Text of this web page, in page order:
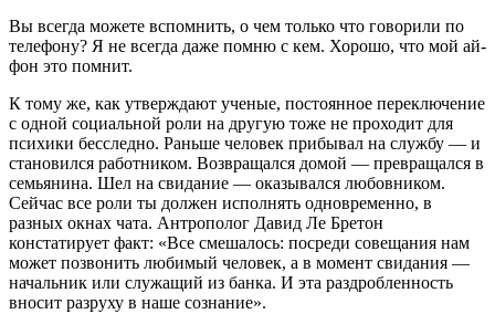
Вы всегда можете вспомнить, о чем толь­ко что говорили по
телефону? Я не всегда даже помню с кем. Хорошо, что мой ай­
фон это помнит.
К тому же, как утверждают ученые, постоянное переключение
с одной со­циальной роли на другую тоже не прохо­дит для
психики бесследно. Раньше чело­век прибывал на службу — и
становился работником. Возвращался домой — пре­вращался в
семьянина. Шел на свидание — оказывался любовником.
Сейчас все роли ты должен исполнять одновремен­но, в
разных окнах чата. Антрополог Давид Ле Бретон
констатирует факт: «Все сме­шалось: посреди совещания нам
может позвонить любимый человек, а в момент свидания —
начальник или служащий из банка. И эта раздробленность
вносит раз­руху в наше сознание».